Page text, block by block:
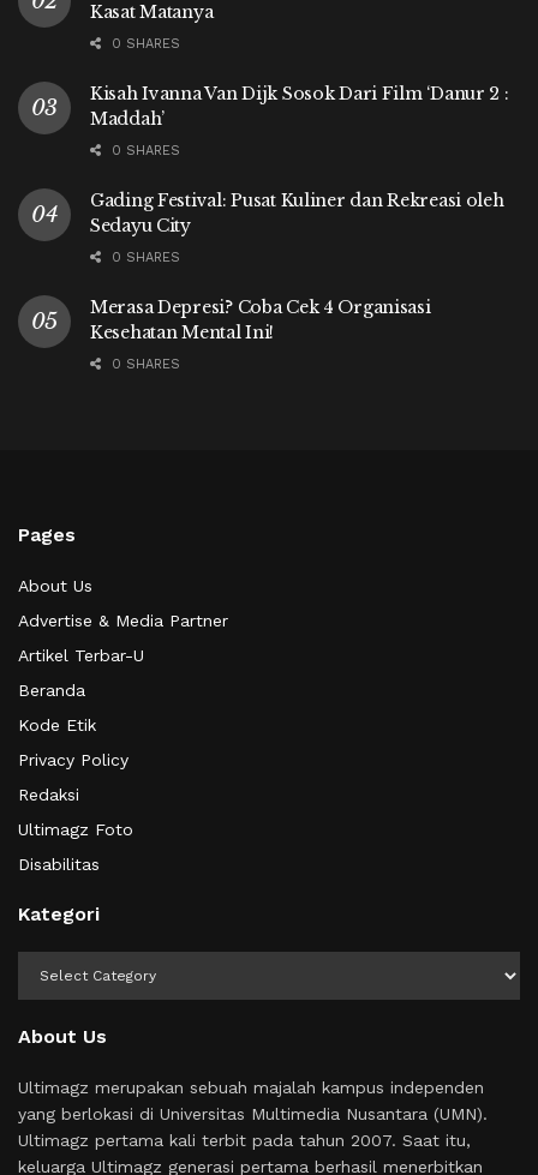
Kasat Matanya
0 SHARES
Kisah Ivanna Van Dijk Sosok Dari Film ‘Danur 2 :
Maddah’
0 SHARES
Gading Festival: Pusat Kuliner dan Rekreasi oleh
Sedayu City
0 SHARES
Merasa Depresi? Coba Cek 4 Organisasi
Kesehatan Mental Ini!
0 SHARES
Pages
About Us
Advertise & Media Partner
Artikel Terbar-U
Beranda
Kode Etik
Privacy Policy
Redaksi
Ultimagz Foto
Disabilitas
Kategori
About Us
Ultimagz merupakan sebuah majalah kampus independen
yang berlokasi di Universitas Multimedia Nusantara (UMN).
Ultimagz pertama kali terbit pada tahun 2007. Saat itu,
keluarga Ultimagz generasi pertama berhasil menerbitkan